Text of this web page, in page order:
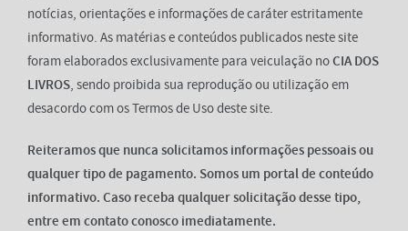
notícias, orientações e informações de caráter estritamente
informativo. As matérias e conteúdos publicados neste site
foram elaborados exclusivamente para veiculação noCIA DOS
LIVROS, sendo proibida sua reprodução ou utilização em
desacordo com os Termos de Uso deste site.
Reiteramos que nunca solicitamos informações pessoais ou
qualquer tipo de pagamento. Somos um portal de conteúdo
informativo. Caso receba qualquer solicitação desse tipo,
entre em contato conosco imediatamente.